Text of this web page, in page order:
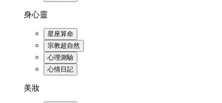
身心靈
星座算命
宗教超自然
心理測驗
心情日記
美妝